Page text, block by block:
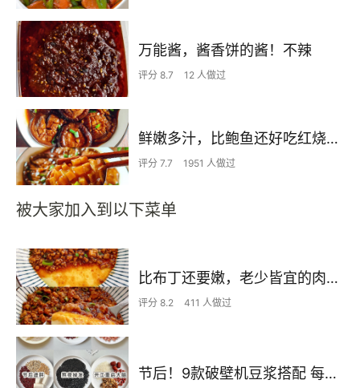
万能酱，酱香饼的酱！不辣
评分 8.7 12 人做过
鲜嫩多汁，比鲍鱼还好吃红烧香菇
评分 7.7 1951 人做过
被大家加入到以下菜单
比布丁还要嫩，老少皆宜的肉沫蒸蛋
评分 8.2 411 人做过
节后！9款破壁机豆浆搭配 每天不重样喝出好状态！